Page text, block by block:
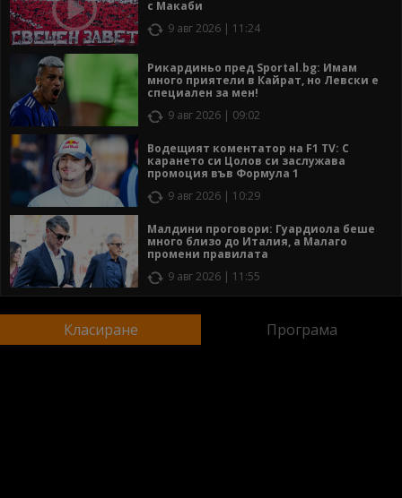
с Макаби
9 авг 2026 | 11:24
Рикардиньо пред Sportal.bg: Имам
много приятели в Кайрат, но Левски е
специален за мен!
9 авг 2026 | 09:02
Водещият коментатор на F1 TV: С
карането си Цолов си заслужава
промоция във Формула 1
9 авг 2026 | 10:29
Малдини проговори: Гуардиола беше
много близо до Италия, а Малаго
промени правилата
9 авг 2026 | 11:55
Класиране Програма